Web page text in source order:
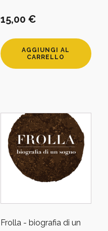
15,00 €
AGGIUNGI AL
CARRELLO
Frolla - biografia di un